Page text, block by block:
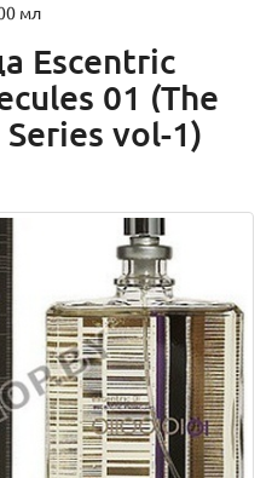
мл
Escentric
01 (The
vol-1)